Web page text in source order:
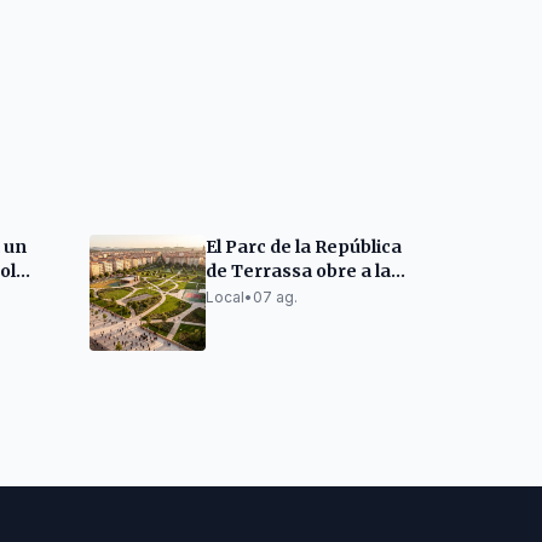
un
El Parc de la República
de Terrassa obre a la
tardor com a segona
Local• 07 ag.